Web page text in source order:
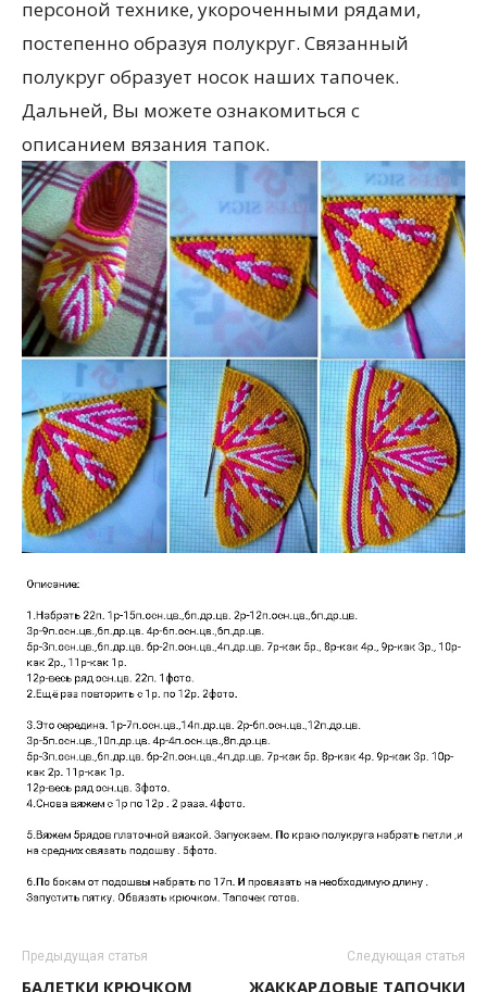
персоной технике, укороченными рядами,
постепенно образуя полукруг. Связанный
полукруг образует носок наших тапочек.
Дальней, Вы можете ознакомиться с
описанием вязания тапок.
Предыдущая статья
БАЛЕТКИ КРЮЧКОМ
Следующая статья
ЖАККАРДОВЫЕ ТАПОЧКИ